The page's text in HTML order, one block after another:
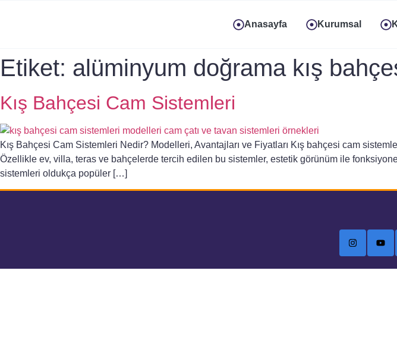
Anasayfa Kurumsal
Etiket: alüminyum doğrama kış
Kış Bahçesi Cam Sistemleri
Kış Bahçesi Cam Sistemleri Nedir? Modelleri, Avantajları ve Fiyatları Kış bahçesi cam
Özellikle ev, villa, teras ve bahçelerde tercih edilen bu sistemler, estetik görünüm ile
sistemleri oldukça popüler […]